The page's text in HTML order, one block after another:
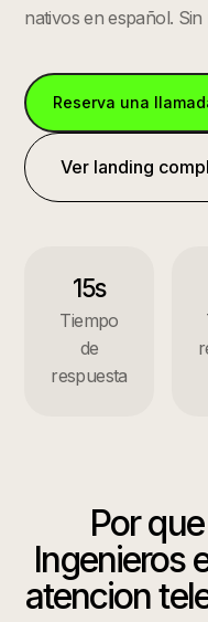
nativos en español.
Reserva una
Ver landing
15s
Tiempo
de
respuesta
Por que
Ingenieros
atencion